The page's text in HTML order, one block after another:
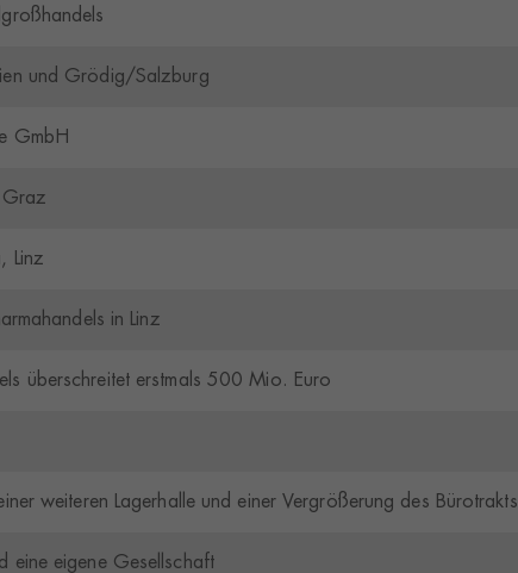
und Grödig/Salzburg
GmbH
Graz
Linz
in Linz
überschreitet erstmals 500 Mio. Euro
weiteren Lagerhalle und einer Vergrößerung des Bürotrakts
eine eigene Gesellschaft
und Social-Media-Plattformen werden standardmäßig blockiert. Wenn Cookies
Zugriff auf diese Inhalte keiner manuellen Einwilligung mehr.